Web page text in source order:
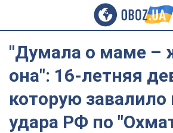
"Думала о маме –
она": 16-летняя
которую завалило
удара РФ по